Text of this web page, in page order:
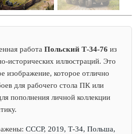
работа Польский Т-34-76 из
исторических иллюстраций. Это
изображение, которое отлично
для рабочего стола ПК или
пополнения личной коллекции
СССР, 2019, Т-34, Польша,